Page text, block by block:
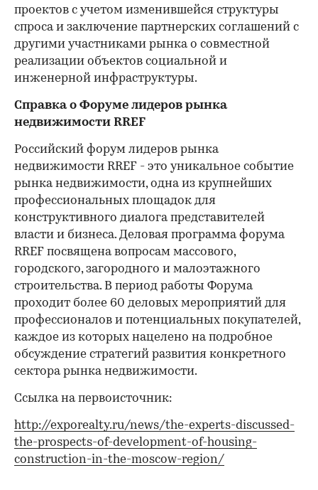
проектов с учетом изменившейся структуры
спроса и заключение партнерских соглашений с
другими участниками рынка о совместной
реализации объектов социальной и
инженерной инфраструктуры.
Справка о Форуме лидеров рынка
недвижимости RREF
Российский форум лидеров рынка
недвижимости RREF - это уникальное событие
рынка недвижимости, одна из крупнейших
профессиональных площадок для
конструктивного диалога представителей
власти и бизнеса. Деловая программа форума
RREF посвящена вопросам массового,
городского, загородного и малоэтажного
строительства. В период работы Форума
проходит более 60 деловых мероприятий для
профессионалов и потенциальных покупателей,
каждое из которых нацелено на подробное
обсуждение стратегий развития конкретного
сектора рынка недвижимости.
Cсылка на первоисточник:
http://exporealty.ru/news/the-experts-discussed-
the-prospects-of-development-of-housing-
construction-in-the-moscow-region/